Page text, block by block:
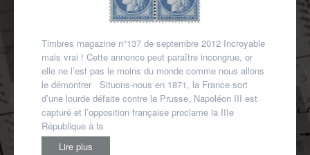
Timbres magazine n°137 de septembre 2012 Incroyable
mais vrai ! Cette annonce peut paraître incongrue, or
elle ne l’est pas le moins du monde comme nous allons
le démontrer Situons-nous en 1871, la France sort
d’une lourde défaite contre la Prusse, Napoléon III est
capturé et l’opposition française proclame la IIIe
République à la
Lire plus